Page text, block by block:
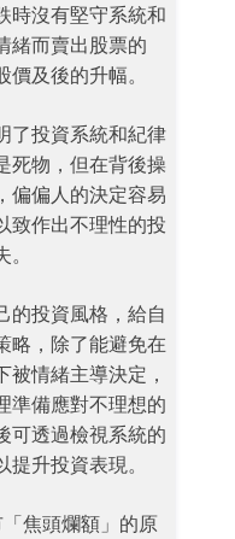
時沒有堅守系統和
緒而賣出股票的
及後的升幅。
了投資系統和紀律
死物，但在背後操
偏偏人的決定容易
致作出不理性的投
的投資風格，給自
略，除了能避免在
情緒主導決定，
準備應對不理想的
可透過檢視系統的
升投資表現。
焦頭爛額」的原